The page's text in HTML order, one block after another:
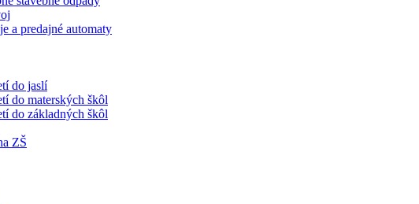
a predajné automaty
do jaslí
do materských škôl
do základných škôl
ZŠ